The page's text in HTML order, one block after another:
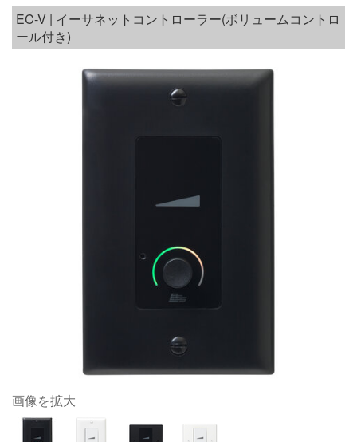
EC-V | イーサネットコントローラー(ボリュームコントロ
ール付き)
画像を拡大